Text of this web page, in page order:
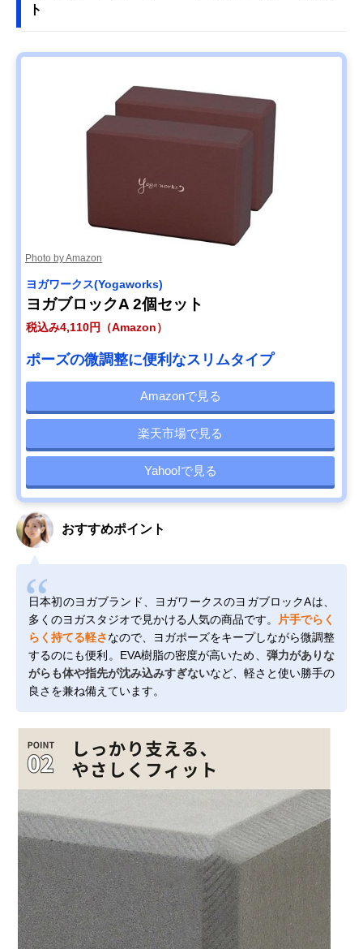
ト
Photo by Amazon
ヨガワークス(Yogaworks)
ヨガブロックA 2個セット
税込み4,110円（Amazon）
ポーズの微調整に便利なスリムタイプ
Amazonで見る
楽天市場で見る
Yahoo!で見る
おすすめポイント
日本初のヨガブランド、ヨガワークスのヨガブロックAは、
多くのヨガスタジオで見かける人気の商品です。
片手でらく
らく持てる軽さなので、ヨガポーズをキープしながら微調整
するのにも便利。EVA樹脂の密度が高いため、 弾力がありな
がらも体や指先が沈み込みすぎないなど、軽さと使い勝手の
良さを兼ね備えています。